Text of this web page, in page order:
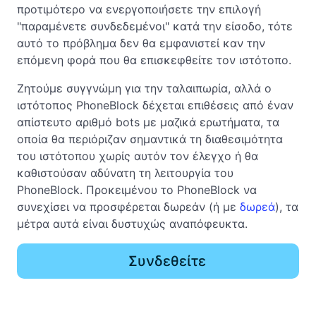
προτιμότερο να ενεργοποιήσετε την επιλογή
"παραμένετε συνδεδεμένοι" κατά την είσοδο, τότε
αυτό το πρόβλημα δεν θα εμφανιστεί καν την
επόμενη φορά που θα επισκεφθείτε τον ιστότοπο.
Ζητούμε συγγνώμη για την ταλαιπωρία, αλλά ο
ιστότοπος PhoneBlock δέχεται επιθέσεις από έναν
απίστευτο αριθμό bots με μαζικά ερωτήματα, τα
οποία θα περιόριζαν σημαντικά τη διαθεσιμότητα
του ιστότοπου χωρίς αυτόν τον έλεγχο ή θα
καθιστούσαν αδύνατη τη λειτουργία του
PhoneBlock. Προκειμένου το PhoneBlock να
συνεχίσει να προσφέρεται δωρεάν (ή με δωρεά), τα
μέτρα αυτά είναι δυστυχώς αναπόφευκτα.
Συνδεθείτε